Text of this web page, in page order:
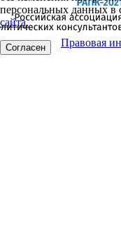
персональных данных в
сайта.
Согласен Правовая